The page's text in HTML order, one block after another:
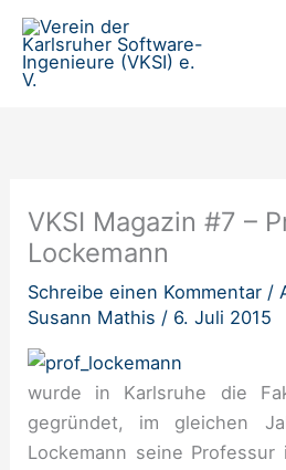
Zum
Inhalt
springen
VKSI Magazin #7 –
Lockemann
Schreibe einen Kommentar /
Susann Mathis / 6. Juli 2015
wurde in Karlsruhe die
gegründet, im gleichen
Lockemann seine